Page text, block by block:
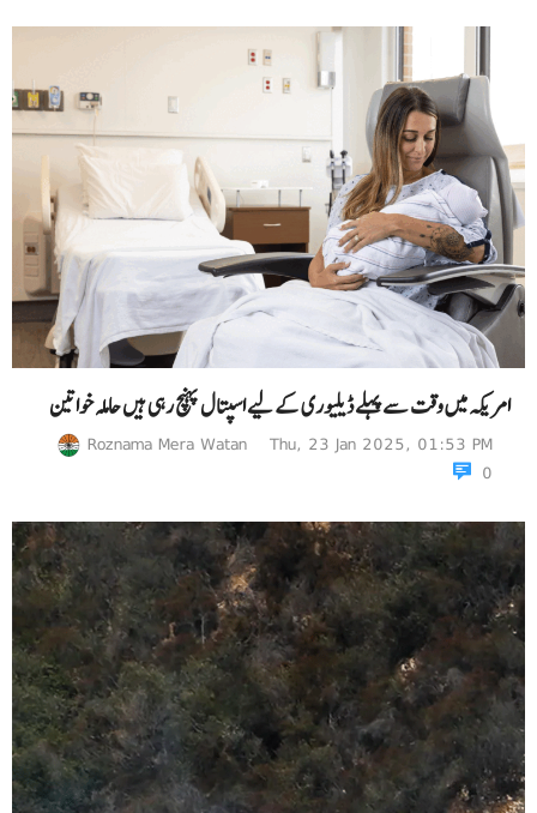
امریکہ میں وقت سے پہلے ڈیلیوری کے لیے اسپتال پہنچ رہی ہیں حاملہ خواتین
Roznama Mera Watan
Thu, 23 Jan 2025, 01:53 PM
0